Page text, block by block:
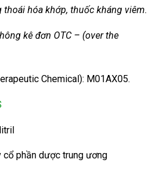
thoái hóa khớp, thuốc kháng viêm.
kê đơn OTC – (over the
Chemical): M01AX05.
cổ phần dược trung ương